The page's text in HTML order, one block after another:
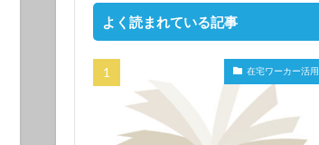
よく読まれている記事
在宅ワーカー活用